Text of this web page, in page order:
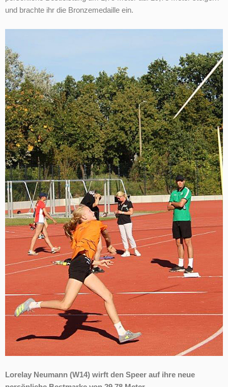
und brachte ihr die Bronzemedaille ein.
Lorelay Neumann (W14) wirft den Speer auf ihre neue